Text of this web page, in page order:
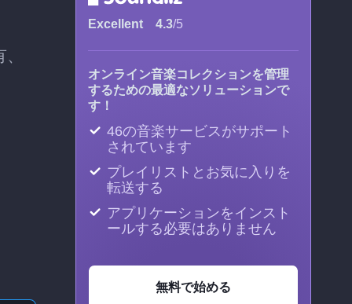
Excellent 4.3/5
オンライン音楽コレクションを管理
するための最適なソリューションで
す！
46の音楽サービスがサポート
されています
プレイリストとお気に入りを
転送する
アプリケーションをインスト
ールする必要はありません
無料で始める